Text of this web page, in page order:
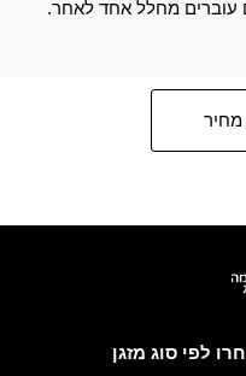
עוברים מחלל אחד לאחר.
לפי סוג מזגן